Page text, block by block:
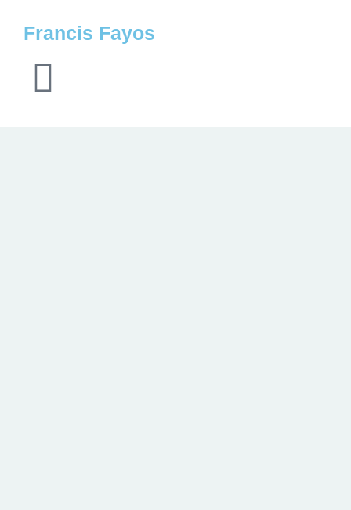
Francis Fayos